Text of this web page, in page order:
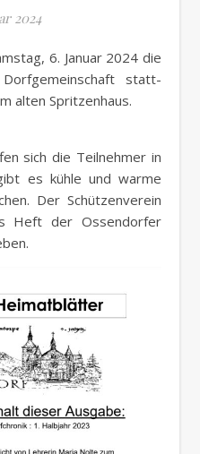
2024
statt-
alten Spritzenhaus.
sich die Teilnehmer in
es kühle und warme
Der Schützenverein
Heft der Ossendorfer